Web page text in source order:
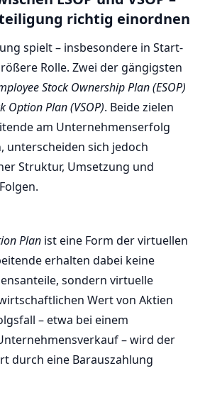
richtig einordnen
spielt – insbesondere in Start-
Rolle. Zwei der gängigsten
Stock Ownership Plan (ESOP)
Option Plan (VSOP). Beide zielen
am Unternehmenserfolg
unterscheiden sich jedoch
Struktur, Umsetzung und
Plan ist eine Form der virtuellen
erhalten dabei keine
sondern virtuelle
Wert von Aktien
– etwa bei einem
– wird der
durch eine Barauszahlung